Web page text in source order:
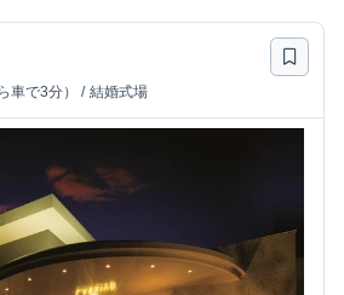
車で3分） / 結婚式場